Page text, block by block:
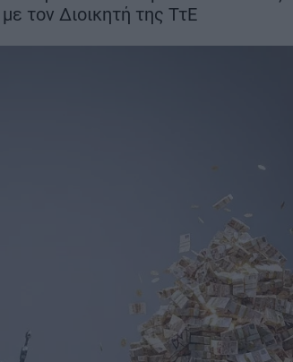
ευρώ – Όλες οι αλλαγές
τον Διοικητή της ΤτΕ